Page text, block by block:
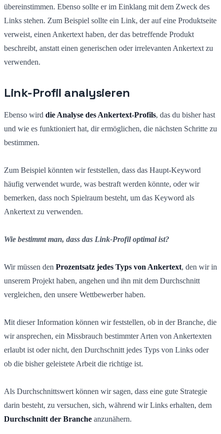
übereinstimmen. Ebenso sollte er im Einklang mit dem Zweck des
Links stehen. Zum Beispiel sollte ein Link, der auf eine Produktseite
verweist, einen Ankertext haben, der das betreffende Produkt
beschreibt, anstatt einen generischen oder irrelevanten Ankertext zu
verwenden.
Link-Profil analysieren
Ebenso wird die Analyse des Ankertext-Profils, das du bisher hast
und wie es funktioniert hat, dir ermöglichen, die nächsten Schritte zu
bestimmen.
Zum Beispiel könnten wir feststellen, dass das Haupt-Keyword
häufig verwendet wurde, was bestraft werden könnte, oder wir
bemerken, dass noch Spielraum besteht, um das Keyword als
Ankertext zu verwenden.
Wie bestimmt man, dass das Link-Profil optimal ist?
Wir müssen den Prozentsatz jedes Typs von Ankertext, den wir in
unserem Projekt haben, angehen und ihn mit dem Durchschnitt
vergleichen, den unsere Wettbewerber haben.
Mit dieser Information können wir feststellen, ob in der Branche, die
wir ansprechen, ein Missbrauch bestimmter Arten von Ankertexten
erlaubt ist oder nicht, den Durchschnitt jedes Typs von Links oder
ob die bisher geleistete Arbeit die richtige ist.
Als Durchschnittswert können wir sagen, dass eine gute Strategie
darin besteht, zu versuchen, sich, während wir Links erhalten, dem
Durchschnitt der Branche anzunähern.